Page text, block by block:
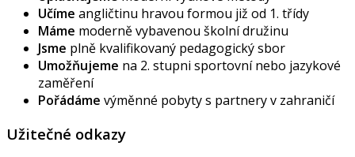
Učíme angličtinu hravou formou již od 1. třídy
Máme moderně vybavenou školní družinu
Jsme plně kvalifikovaný pedagogický sbor
Umožňujeme na 2. stupni sportovní nebo jazykové
zaměření
Pořádáme výměnné pobyty s partnery v zahraničí
Užitečné odkazy